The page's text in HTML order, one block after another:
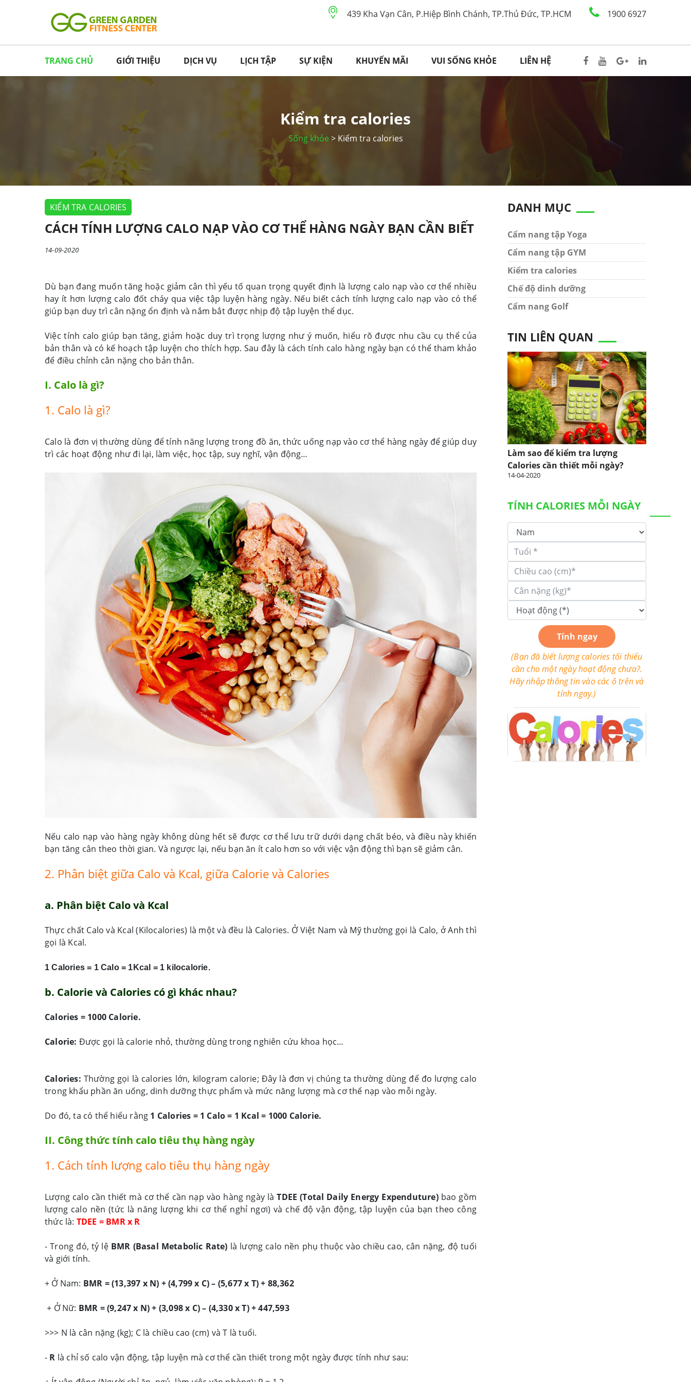
439 Kha Vạn Cân, P.Hiệp Bình Chánh, TP.Thủ Đức, TP.HCM 1900 6927
TRANG CHỦ GIỚI THIỆU DỊCH VỤ LỊCH TẬP SỰ KIỆN KHUYẾN MÃI VUI SỐNG KHỎE LIÊN HỆ
Kiểm tra calories
Sống khỏe > Kiểm tra calories
KIỂM TRA CALORIES
CÁCH TÍNH LƯỢNG CALO NẠP VÀO CƠ THỂ HÀNG NGÀY BẠN CẦN BIẾT
14-09-2020
Dù bạn đang muốn tăng hoặc giảm cân thì yếu tố quan trọng quyết định là lượng calo nạp vào cơ thể nhiều
hay ít hơn lượng calo đốt cháy qua việc tập luyện hàng ngày. Nếu biết cách tính lượng calo nạp vào có thể
giúp bạn duy trì cân nặng ổn định và nắm bắt được nhịp độ tập luyện thể dục.
Việc tính calo giúp bạn tăng, giảm hoặc duy trì trọng lượng như ý muốn, hiểu rõ được nhu cầu cụ thể của
bản thân và có kế hoạch tập luyện cho thích hợp. Sau đây là cách tính calo hàng ngày bạn có thể tham khảo
để điều chỉnh cân nặng cho bản thân.
I. Calo là gì?
1. Calo là gì?
Calo là đơn vị thường dùng để tính năng lượng trong đồ ăn, thức uống nạp vào cơ thể hàng ngày để giúp duy
trì các hoạt động như đi lại, làm việc, học tập, suy nghĩ, vận động…
Nếu calo nạp vào hàng ngày không dùng hết sẽ được cơ thể lưu trữ dưới dạng chất béo, và điều này khiến
bạn tăng cân theo thời gian. Và ngược lại, nếu bạn ăn ít calo hơn so với việc vận động thì bạn sẽ giảm cân.
2. Phân biệt giữa Calo và Kcal, giữa Calorie và Calories
a. Phân biệt Calo và Kcal
Thực chất Calo và Kcal (Kilocalories) là một và đều là Calories. Ở Việt Nam và Mỹ thường gọi là Calo, ở Anh thì
gọi là Kcal.
1 Calories = 1 Calo = 1Kcal = 1 kilocalorie.
b. Calorie và Calories có gì khác nhau?
Calories = 1000 Calorie.
Calorie: Được gọi là calorie nhỏ, thường dùng trong nghiên cứu khoa học…
Calories: Thường gọi là calories lớn, kilogram calorie; Đây là đơn vị chúng ta thường dùng để đo lượng calo
trong khẩu phần ăn uống, dinh dưỡng thực phẩm và mức năng lượng mà cơ thể nạp vào mỗi ngày.
Do đó, ta có thể hiểu rằng 1 Calories = 1 Calo = 1 Kcal = 1000 Calorie.
II. Công thức tính calo tiêu thụ hàng ngày
1. Cách tính lượng calo tiêu thụ hàng ngày
Lượng calo cần thiết mà cơ thể cần nạp vào hàng ngày làTDEE (Total Daily Energy Expenduture)bao gồm
lượng calo nền (tức là năng lượng khi cơ thể nghỉ ngơi) và chế độ vận động, tập luyện của bạn theo công
thức là: TDEE = BMR x R
- Trong đó, tỷ lệ BMR (Basal Metabolic Rate) là lượng calo nền phụ thuộc vào chiều cao, cân nặng, độ tuổi
và giới tính.
+ Ở Nam: BMR = (13,397 x N) + (4,799 x C) – (5,677 x T) + 88,362
+ Ở Nữ: BMR = (9,247 x N) + (3,098 x C) – (4,330 x T) + 447,593
>>> N là cân nặng (kg); C là chiều cao (cm) và T là tuổi.
- R là chỉ số calo vận động, tập luyện mà cơ thể cần thiết trong một ngày được tính như sau:
DANH MỤC
Cẩm nang tập Yoga
Cẩm nang tập GYM
Kiểm tra calories
Chế độ dinh dưỡng
Cẩm nang Golf
TIN LIÊN QUAN
Làm sao để kiểm tra lượng
Calories cần thiết mỗi ngày?
14-04-2020
TÍNH CALORIES MỖI NGÀY
Tính ngay
(Bạn đã biết lượng calories tối thiểu
cần cho một ngày hoạt động chưa?.
Hãy nhập thông tin vào các ô trên và
tính ngay.)